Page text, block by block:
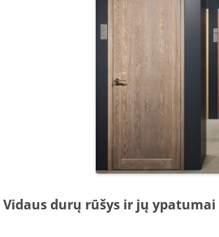
Vidaus durų rūšys ir jų ypatumai